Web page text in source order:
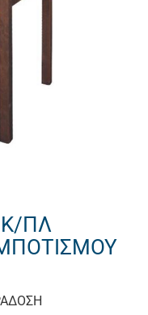
Κ/ΠΛ